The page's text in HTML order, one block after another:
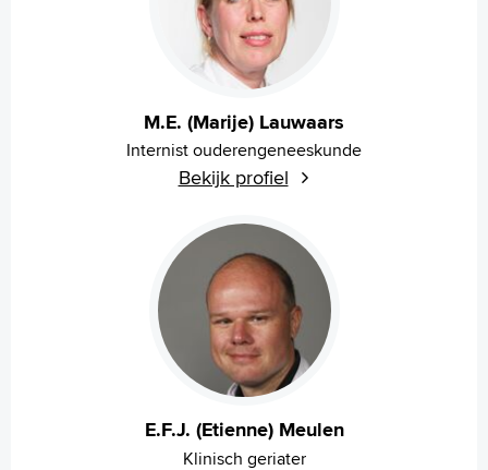
M.E. (Marije) Lauwaars
Internist ouderengeneeskunde
Bekijk profiel
E.F.J. (Etienne) Meulen
Klinisch geriater